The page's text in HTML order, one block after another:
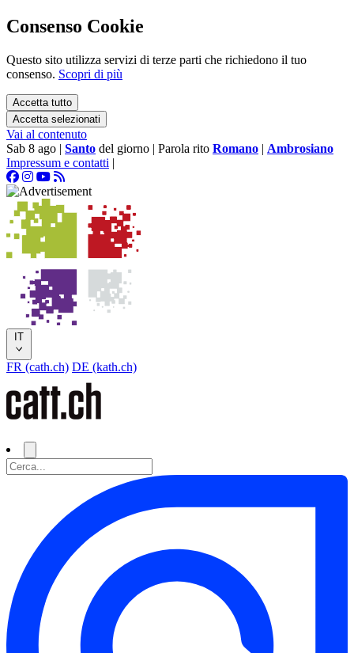
Consenso Cookie
Questo sito utilizza servizi di terze parti che richiedono il tuo
consenso. Scopri di più
Accetta tutto
Accetta selezionati
Vai al contenuto
Sab 8 ago | Santo del giorno | Parola rito Romano | Ambrosiano
Impressum e contatti |
IT
FR (cath.ch) DE (kath.ch)